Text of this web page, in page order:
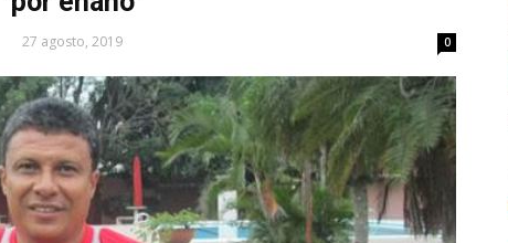
27 agosto, 2019 0